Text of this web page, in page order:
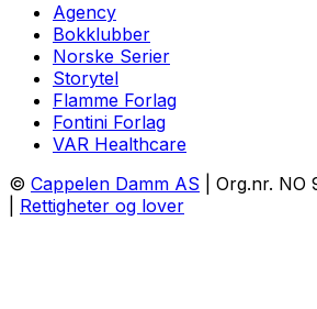
Agency
Bokklubber
Norske Serier
Storytel
Flamme Forlag
Fontini Forlag
VAR Healthcare
© Cappelen Damm AS | Org.nr. NO
Rettigheter og lover